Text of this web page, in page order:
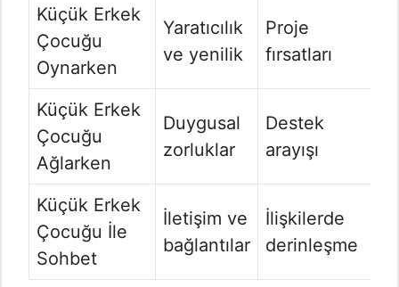
Küçük Erkek
Çocuğu
Oynarken
Yaratıcılık
ve yenilik
Proje
fırsatları
Küçük Erkek
Çocuğu
Ağlarken
Duygusal
zorluklar
Destek
arayışı
Küçük Erkek
Çocuğu İle
Sohbet
İletişim ve
bağlantılar
İlişkilerde
derinleşme